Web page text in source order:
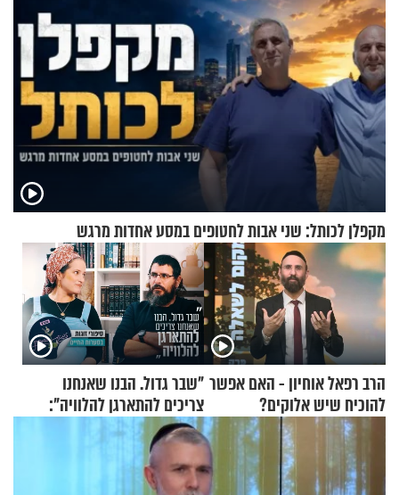
מקפלן לכותל: שני אבות לחטופים במסע אחדות מרגש
הרב רפאל אוחיון - האם אפשר
להוכיח שיש אלוקים?
"שבר גדול. הבנו שאנחנו
צריכים להתארגן להלוויה":
זוגיות במבחן, הפעם עם מרים
וגד דנינו